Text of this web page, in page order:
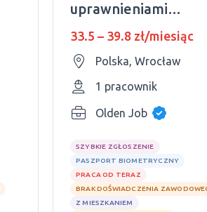
uprawnieniami
UDT. Praca 40 km
od Wrocławia.
33.5 – 39.8 zł/miesiąc
Polska, Wrocław
1 pracownik
Olden Job
SZYBKIE ZGŁOSZENIE
PASZPORT BIOMETRYCZNY
PRACA OD TERAZ
BRAK DOŚWIADCZENIA
Z MIESZKANIEM